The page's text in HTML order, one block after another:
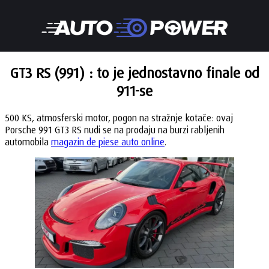
GT3 RS (991) : to je jednostavno finale od
911-se
500 KS, atmosferski motor, pogon na stražnje kotače: ovaj
Porsche 991 GT3 RS nudi se na prodaju na burzi rabljenih
automobila magazin de piese auto online.